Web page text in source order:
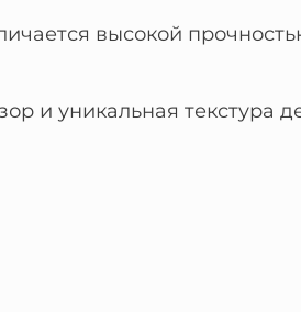
высокой
и уникальная текстура